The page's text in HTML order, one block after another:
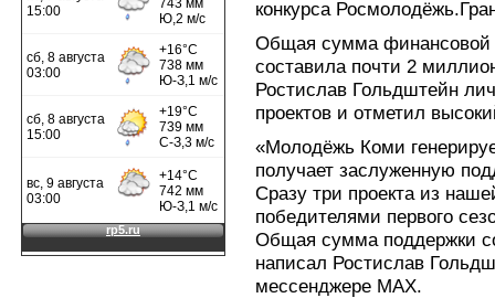
конкурса
Общая сумма финансовой
составила почти 2
Ростислав Гольдштейн
проектов и отметил
«Молодёжь Коми
получает заслуженную
Сразу три проекта из
победителями первого
Общая сумма поддержки
написал Ростислав
мессенджере МАХ.